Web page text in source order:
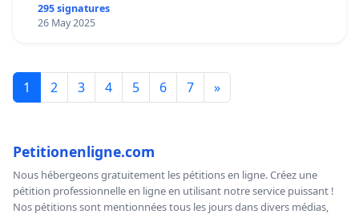
295 signatures
26 May 2025
1 2 3 4 5 6 7 »
Petitionenligne.com
Nous hébergeons gratuitement les pétitions en ligne. Créez une
pétition professionnelle en ligne en utilisant notre service puissant !
Nos pétitions sont mentionnées tous les jours dans divers médias,